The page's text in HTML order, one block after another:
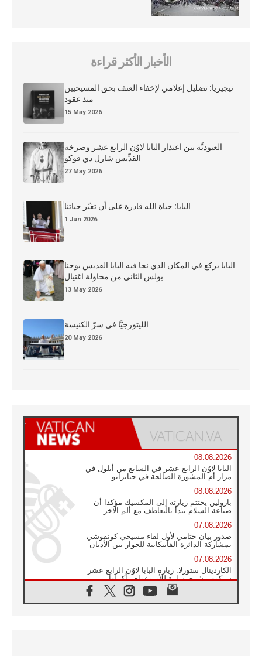
الأخبار الأكثر قراءة
نيجيريا: تضليل إعلامي لإخفاء العنف بحق المسيحيين
منذ عقود
15 May 2026
العبوديَّة بين اعتذار البابا لاوُن الرابع عشر وصرخة
القدِّيس شارل دي فوكو
27 May 2026
البابا: حياة الله قادرة على أن تغيّر حياتنا
1 Jun 2026
البابا يركع في المكان الذي نجا فيه البابا القديس يوحنا
بولس الثاني من محاولة اغتيال
13 May 2026
الليتورجيَّا في سرّ الكنيسة
20 May 2026
08.08.2026
البابا لاوُن الرابع عشر في السابع من أيلول في
مزار أم المشورة الصالحة في جناتزانو
08.08.2026
بارولين يختتم زيارته إلى المكسيك مؤكدا أن
صناعة السلام تبدأ بالتعاطف مع ألم الآخر
07.08.2026
صدور بيان ختامي لأول لقاء مسيحي كونفوشي
بمشاركة الدائرة الفاتيكانية للحوار بين الأديان
07.08.2026
الكاردينال ستورلا: زيارة البابا لاوُن الرابع عشر
ستكون بشرى سارة للأوروغواي بأكملها
الفاتيكان يعلن برنامج الزيارة الرسولية للبابا لاوُن